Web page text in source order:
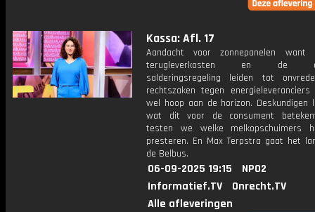
Kassa: Afl. 17
Aandacht voor zonnepanelen want
terugleverkosten en de
salderingsregeling leiden tot
rechtszaken tegen
wel hoop aan de horizon. Deskundigen
wat dit voor de consument
testen we welke melkopschuimers
presteren. En Max Terpstra gaat het
de Belbus.
06-09-2025 19:15
NPO2
Informatief.TV
Onrecht.TV
Alle afleveringen